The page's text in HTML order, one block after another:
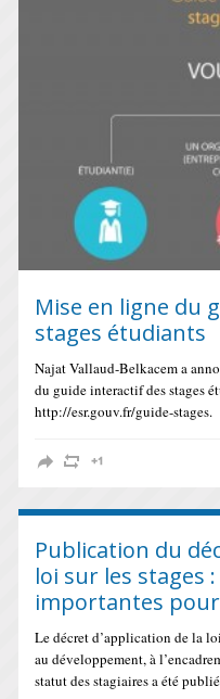
Mise en ligne du
stages étudiants
Najat Vallaud-Belkacem a
du guide interactif des stages
http://esr.gouv.fr/guide-stages.
Publication du
loi sur les stages
importantes
Le décret d’application de la
au développement, à
statut des stagiaires a été